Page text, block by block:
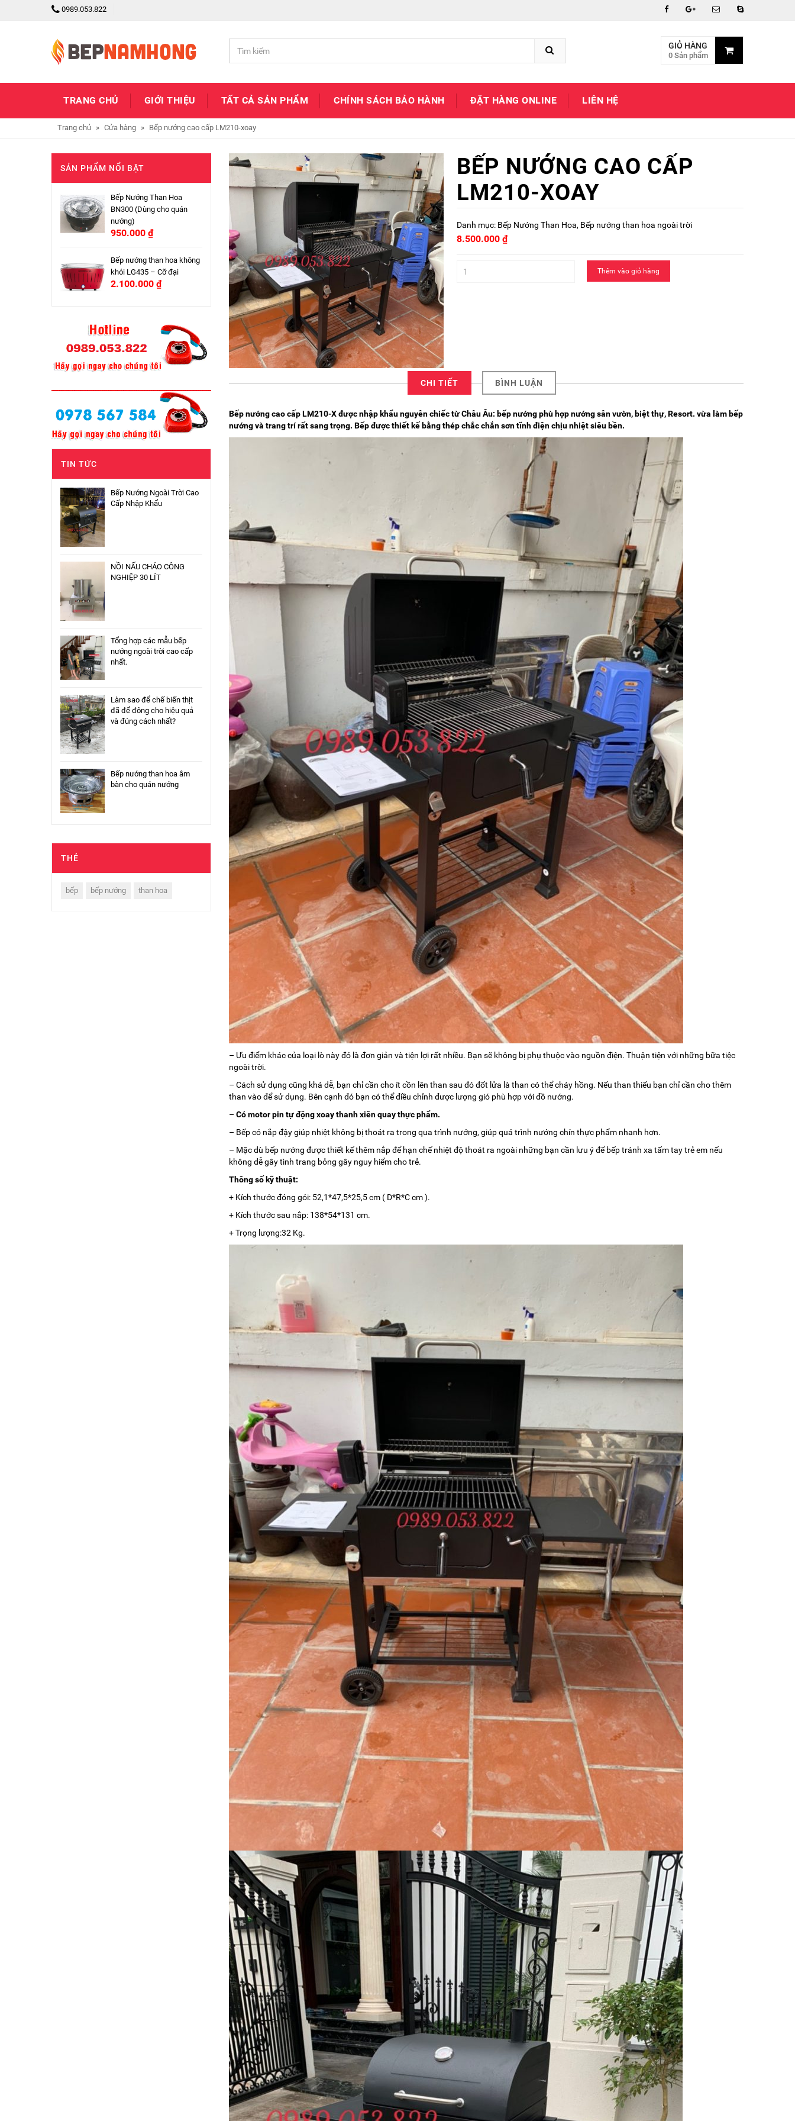
0989.053.822
GIỎ HÀNG
0 Sản phẩm
TRANG CHỦ GIỚI THIỆU TẤT CẢ SẢN PHẨM CHÍNH SÁCH BẢO HÀNH ĐẶT HÀNG ONLINE LIÊN HỆ
Trang chủ » Cửa hàng » Bếp nướng cao cấp LM210-xoay
BẾP NƯỚNG CAO CẤP
LM210-XOAY
Danh mục: Bếp Nướng Than Hoa, Bếp nướng than hoa ngoài trời
8.500.000 ₫
Thêm vào giỏ hàng
CHI TIẾT BÌNH LUẬN
Bếp nướng cao cấp LM210-X được nhập khẩu nguyên chiếc từ Châu Âu: bếp nướng phù hợp nướng sân vườn, biệt thự, Resort. vừa làm bếp
nướng và trang trí rất sang trọng. Bếp được thiết kế bằng thép chắc chắn sơn tĩnh điện chịu nhiệt siêu bền.
– Ưu điểm khác của loại lò này đó là đơn giản và tiện lợi rất nhiều. Bạn sẽ không bị phụ thuộc vào nguồn điện. Thuận tiện với những bữa tiệc
ngoài trời.
– Cách sử dụng cũng khá dễ, bạn chỉ cần cho ít cồn lên than sau đó đốt lửa là than có thể cháy hồng. Nếu than thiếu bạn chỉ cần cho thêm
than vào để sử dụng. Bên cạnh đó bạn có thể điều chỉnh được lượng gió phù hợp với đồ nướng.
– Có motor pin tự động xoay thanh xiên quay thực phẩm.
– Bếp có nắp đậy giúp nhiệt không bị thoát ra trong qua trình nướng, giúp quá trình nướng chín thực phẩm nhanh hơn.
– Mặc dù bếp nướng được thiết kế thêm nắp để hạn chế nhiệt độ thoát ra ngoài những bạn cần lưu ý để bếp tránh xa tấm tay trẻ em nếu
không dễ gây tình trang bỏng gây nguy hiểm cho trẻ.
Thông số kỹ thuật:
+ Kích thước đóng gói: 52,1*47,5*25,5 cm ( D*R*C cm ).
+ Kích thước sau nắp: 138*54*131 cm.
+ Trọng lượng:32 Kg.
SẢN PHẨM NỔI BẬT
Bếp Nướng Than Hoa
BN300 (Dùng cho quán
nướng)
950.000 ₫
Bếp nướng than hoa không
khói LG435 – Cỡ đại
2.100.000 ₫
TIN TỨC
Bếp Nướng Ngoài Trời Cao
Cấp Nhập Khẩu
NỒI NẤU CHÁO CÔNG
NGHIỆP 30 LÍT
Tổng hợp các mẫu bếp
nướng ngoài trời cao cấp
nhất.
Làm sao để chế biến thịt
đã để đông cho hiệu quả
và đúng cách nhất?
Bếp nướng than hoa âm
bàn cho quán nướng
THẺ
bếp bếp nướng than hoa